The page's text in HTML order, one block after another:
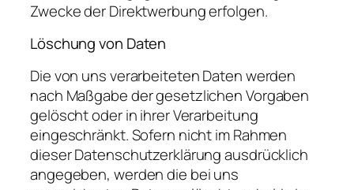
Zwecke der Direktwerbung erfolgen.
Löschung von Daten
Die von uns verarbeiteten Daten werden
nach Maßgabe der gesetzlichen Vorgaben
gelöscht oder in ihrer Verarbeitung
eingeschränkt. Sofern nicht im Rahmen
dieser Datenschutzerklärung ausdrücklich
angegeben, werden die bei uns